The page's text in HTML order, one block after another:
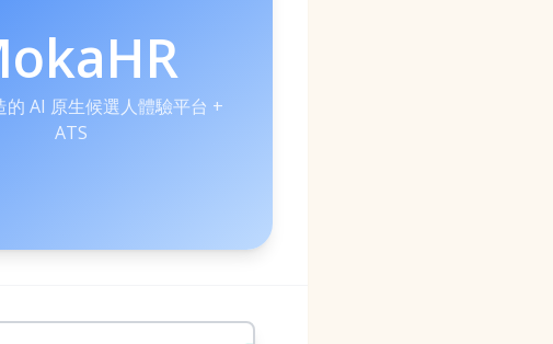
的 AI 原生候選人體驗平台 +
ATS